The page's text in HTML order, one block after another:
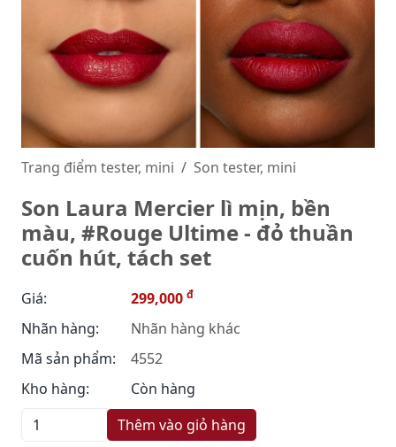
Trang điểm tester, mini Son tester, mini
Son Laura Mercier lì mịn, bền
màu, #Rouge Ultime - đỏ thuần
cuốn hút, tách set
Giá: 299,000 đ
Nhãn hàng:
Nhãn hàng khác
Mã sản phẩm:
4552
Kho hàng:
Còn hàng
Thêm vào giỏ hàng